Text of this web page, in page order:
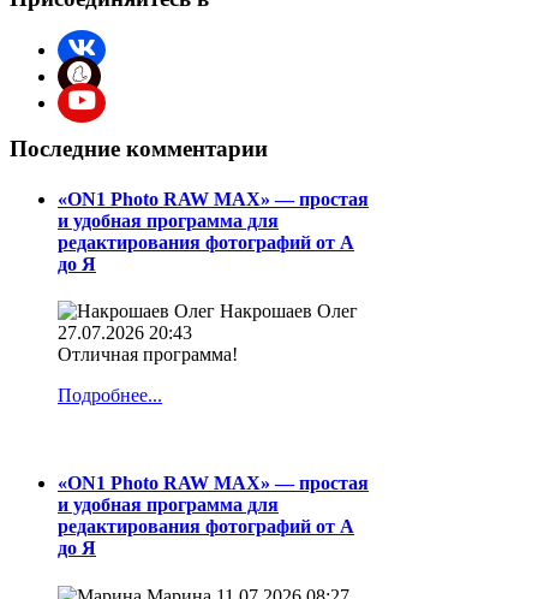
Последние комментарии
«ON1 Photo RAW MAX» — простая
и удобная программа для
редактирования фотографий от А
до Я
Накрошаев Олег
27.07.2026 20:43
Отличная программа!
Подробнее...
«ON1 Photo RAW MAX» — простая
и удобная программа для
редактирования фотографий от А
до Я